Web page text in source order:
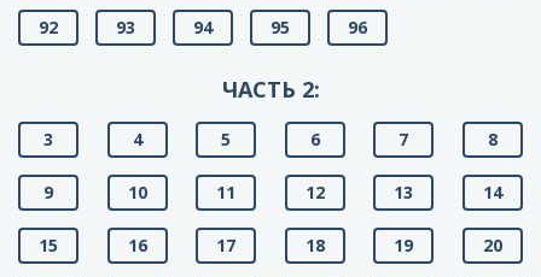
92 93 94 95 96
ЧАСТЬ 2:
3 4 5 6 7 8
9 10 11 12 13 14
15 16 17 18 19 20